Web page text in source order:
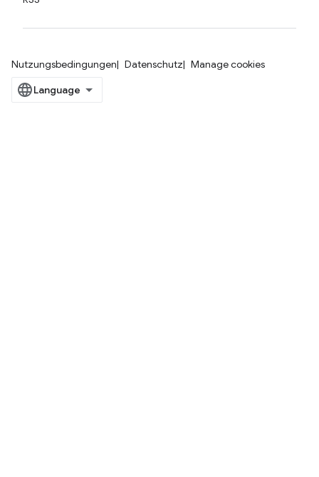
Nutzungsbedingungen Datenschutz Manage cookies